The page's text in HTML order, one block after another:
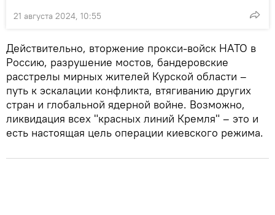
21 августа 2024, 10:55
Действительно, вторжение прокси-войск НАТО в
Россию, разрушение мостов, бандеровские
расстрелы мирных жителей Курской области –
путь к эскалации конфликта, втягиванию других
стран и глобальной ядерной войне. Возможно,
ликвидация всех "красных линий Кремля" – это и
есть настоящая цель операции киевского режима.